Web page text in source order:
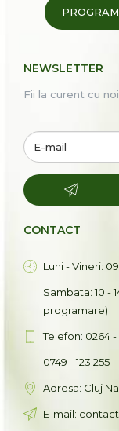
NEWSLETTER
Fii la curent cu
CONTACT
Luni - Vineri:
Sambata: 10 -
programare)
Telefon: 0264 -
0749 - 123 255
Adresa: Cluj
E-mail: